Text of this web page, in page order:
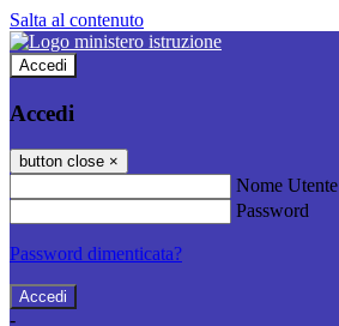
Salta al contenuto
Accedi
Accedi
button close ×
Nome Utente
Password
Password dimenticata?
-